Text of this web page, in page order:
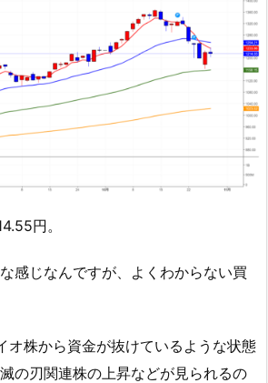
円。
感じなんですが、よくわからない買
オ株から資金が抜けているような状態
の刃関連株の上昇などが見られるの